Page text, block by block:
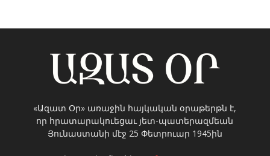
«Ազատ Օր» առաջին հայկական օրաթերթն է,
որ հրատարակուեցաւ յետ-պատերազմեան
Յունաստանի մէջ 25 Փետրուար 1945ին